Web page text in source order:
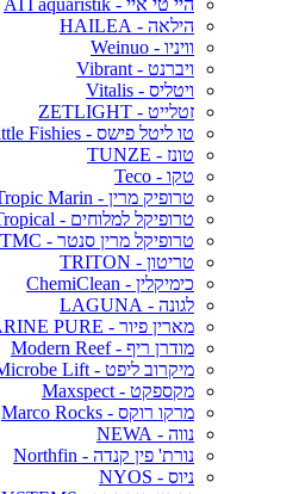
הילאה - HAILEA
וויניו - Weinuo
ויברנט - Vibrant
ויטליס - Vitalis
זטלייט - ZETLIGHT
טו ליטל פישס - Two Little Fishies
טונז - TUNZE
טקו - Teco
טרופיק מרין - Tropic Marin
טרופיקל למלוחים - Tropical
טרופיקל מרין סנטר - TMC
טריטון - TRITON
כימיקלין - ChemiClean
לגונה - LAGUNA
מארין פיור - MARINE PURE
מודרן ריף - Modern Reef
מיקרוב ליפט - Microbe Lift
מקספקט - Maxspect
מרקו רוקס - Marco Rocks
נווה - NEWA
נורת' פין קנדה - Northfin
ניוס - NYOS